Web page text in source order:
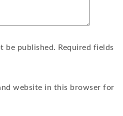
be published. Required fields
website in this browser for